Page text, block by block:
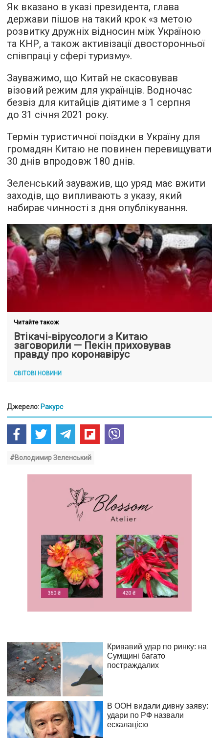
Як вказано в указі президента, глава
держави пішов на такий крок «з метою
розвитку дружніх відносин між Україною
та КНР, а також активізації двосторонньої
співпраці у сфері туризму».
Зауважимо, що Китай не скасовував
візовий режим для українців. Водночас
безвіз для китайців діятиме з 1 серпня
до 31 січня 2021 року.
Термін туристичної поїздки в Україну для
громадян Китаю не повинен перевищувати
30 днів впродовж 180 днів.
Зеленський зауважив, що уряд має вжити
заходів, що випливають з указу, який
набирає чинності з дня опублікування.
Читайте також
Втікачі-вірусологи з Китаю
заговорили — Пекін приховував
правду про коронавірус
СВІТОВІ НОВИНИ
Джерело: Ракурс
#Володимир Зеленський